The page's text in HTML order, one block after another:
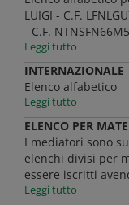
LUIGI - C.F.
- C.F.
Leggi tutto
INTERNAZIONALE
Elenco alfabetico
Leggi tutto
ELENCO PER
I mediatori sono
elenchi divisi per
essere iscritti
Leggi tutto